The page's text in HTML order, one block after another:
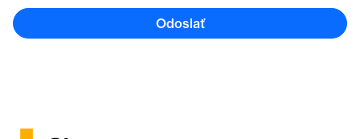
Odoslať